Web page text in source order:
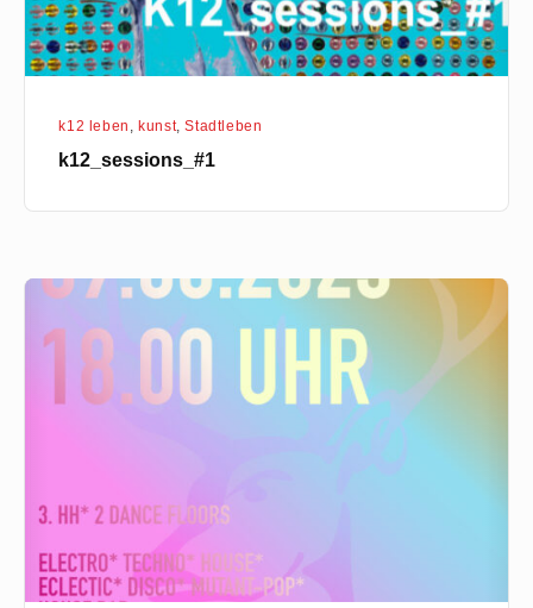
k12 leben , kunst,Stadtleben
k12_sessions_#1
UNSEPERATED
part